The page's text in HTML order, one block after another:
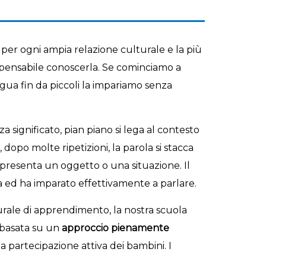
ogni ampia relazione culturale e la più
conoscerla. Se cominciamo a
fin da piccoli la impariamo senza
significato, pian piano si lega al contesto
molte ripetizioni, la parola si stacca
un oggetto o una situazione. Il
ha imparato effettivamente a parlare.
di apprendimento, la nostra scuola
su un approccio pienamente
partecipazione attiva dei bambini. I